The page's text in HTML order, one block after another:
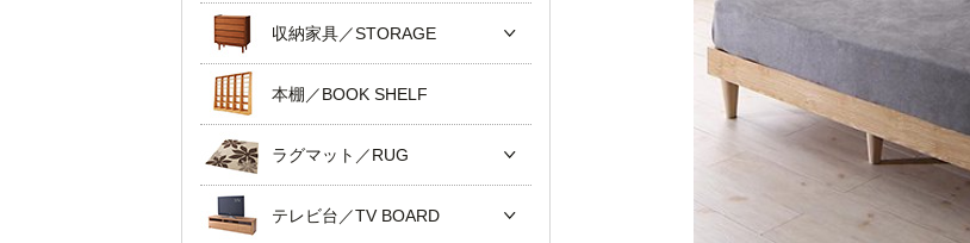
収納家具／STORAGE
本棚／BOOK SHELF
ラグマット／RUG
テレビ台／TV BOARD